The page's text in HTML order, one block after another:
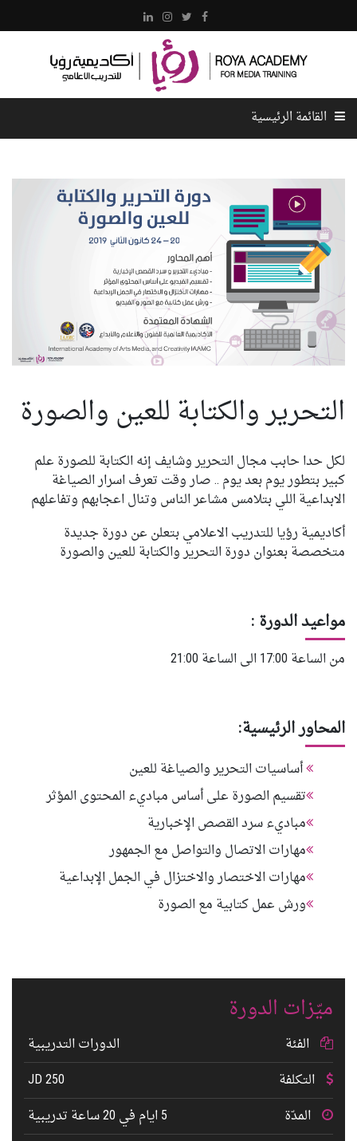
القائمة الرئيسية
عن الأكاديمية
كادر الأكاديمية
الدورات
المركز الإعلامي
التحرير والكتابة للعين والصورة
لكل حدا حابب مجال التحرير وشايف إنه الكتابة للصورة علم
كبير بتطور يوم بعد يوم .. صار وقت تعرف اسرار الصياغة
الابداعية اللي بتلامس مشاعر الناس وتنال اعجابهم وتفاعلهم
أكاديمية رؤيا للتدريب الاعلامي بتعلن عن دورة جديدة
متخصصة بعنوان دورة التحرير والكتابة للعين والصورة
مواعيد الدورة :
من الساعة 17:00 الى الساعة 21:00
المحاور الرئيسية:
أساسيات التحرير والصياغة للعين
تقسيم الصورة على أساس مباديء المحتوى المؤثر
مباديء سرد القصص الإخبارية
مهارات الاتصال والتواصل مع الجمهور
مهارات الاختصار والاختزال في الجمل الإبداعية
ورش عمل كتابية مع الصورة
ميّزات الدورة
الفئة
الدورات التدريبية
التكلفة
250 JD
المدّة
5 ايام في 20 ساعة تدريبية